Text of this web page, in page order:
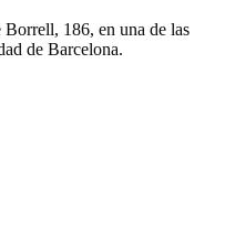
186, en una de las
de Barcelona.